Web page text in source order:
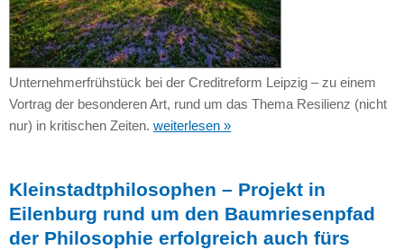
Unternehmerfrühstück bei der Creditreform Leipzig – zu einem
Vortrag der besonderen Art, rund um das Thema Resilienz (nicht
nur) in kritischen Zeiten. weiterlesen »
Kleinstadtphilosophen – Projekt in
Eilenburg rund um den Baumriesenpfad
der Philosophie erfolgreich auch fürs